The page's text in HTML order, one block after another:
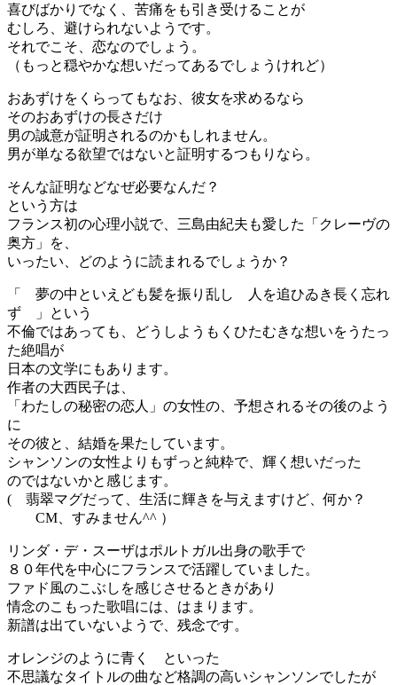
喜びばかりでなく、苦痛をも引き受けることが
むしろ、避けられないようです。
それでこそ、恋なのでしょう。
（もっと穏やかな想いだってあるでしょうけれど）
おあずけをくらってもなお、彼女を求めるなら
そのおあずけの長さだけ
男の誠意が証明されるのかもしれません。
男が単なる欲望ではないと証明するつもりなら。
そんな証明などなぜ必要なんだ？
という方は
フランス初の心理小説で、三島由紀夫も愛した「クレーヴの
奥方」を、
いったい、どのように読まれるでしょうか？
「 夢の中といえども髪を振り乱し 人を追ひゐき長く忘れ
ず 」という
不倫ではあっても、どうしようもくひたむきな想いをうたっ
た絶唱が
日本の文学にもあります。
作者の大西民子は、
「わたしの秘密の恋人」の女性の、予想されるその後のよう
に
その彼と、結婚を果たしています。
シャンソンの女性よりもずっと純粋で、輝く想いだった
のではないかと感じます。
( 翡翠マグだって、生活に輝きを与えますけど、何か？
CM、すみません^^ ）
リンダ・デ・スーザはポルトガル出身の歌手で
８０年代を中心にフランスで活躍していました。
ファド風のこぶしを感じさせるときがあり
情念のこもった歌唱には、はまります。
新譜は出ていないようで、残念です。
オレンジのように青く といった
不思議なタイトルの曲など格調の高いシャンソンでしたが